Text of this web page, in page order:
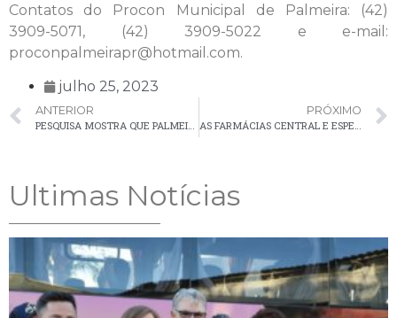
Contatos do Procon Municipal de Palmeira: (42)
3909-5071, (42) 3909-5022 e e-mail:
proconpalmeirapr@hotmail.com.
julho 25, 2023
ANTERIOR
PESQUISA MOSTRA QUE PALMEIRA ESTÁ ENTRE AS 20 CIDADES MAIS VISITADAS DO PARANÁ
PRÓXIMO
AS FARMÁCIAS CENTRAL E ESPECIALIZADA ESTARÃO FECHADAS NA QUARTA-FEIRA (26) PELA MANHÃ
Ultimas Notícias